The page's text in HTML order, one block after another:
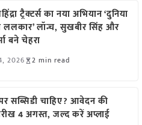
ट्रैक्टर्स का नया अभियान ‘दुनिया
ललकार’ लॉन्च, सुखबीर सिंह और
बने चेहरा
2026 2 min read
सब्सिडी चाहिए? आवेदन की
4 अगस्त, जल्द करें अप्लाई